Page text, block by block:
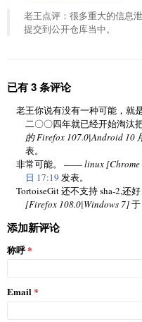
老王点评：很多重大的信息
提交到公开仓库当中。
已有 3 条评论
老王你说有没有一种可能，就
二〇〇四年就已经开始淘
的 Firefox 107.0|Android 10
表。
非常可能。 ——linux
日 17:19 发表。
TortoiseGit 还不支持 sha-2,还
[Firefox 108.0|Windows 7]于
添加新评论
称呼
Email